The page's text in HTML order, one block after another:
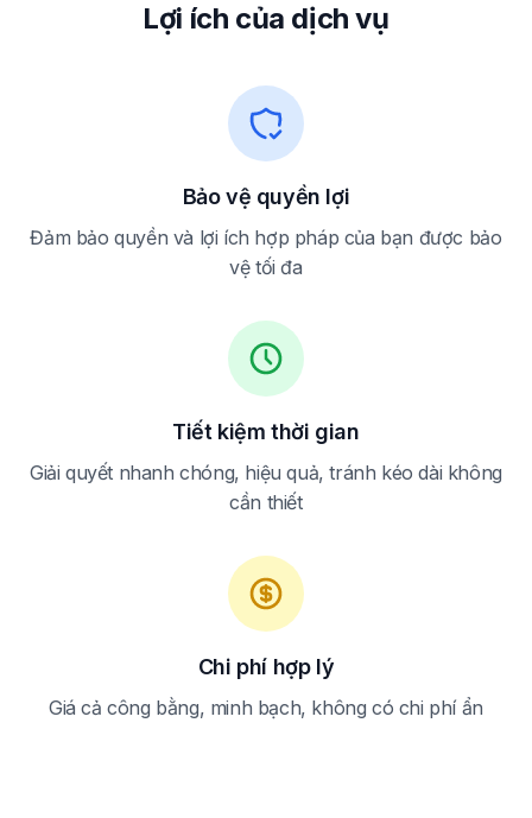
Lợi ích của dịch vụ
Bảo vệ quyền lợi
Đảm bảo quyền và lợi ích hợp pháp của bạn được bảo
vệ tối đa
Tiết kiệm thời gian
Giải quyết nhanh chóng, hiệu quả, tránh kéo dài không
cần thiết
Chi phí hợp lý
Giá cả công bằng, minh bạch, không có chi phí ẩn